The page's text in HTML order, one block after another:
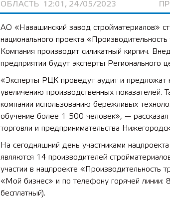
ОБЛАСТЬ 12:01, 24/05/2023
АО «Навашинский завод стройматериалов»
национального проекта
Компания производит силикатный кирпич.
предприятии будут эксперты Регионального
«Эксперты РЦК проведут аудит и предложат
увеличению производственных показателей.
компании использованию бережливых
обучение более 1 500 человек», —
торговли и предпринимательства
На сегодняшний день участниками
являются 14 производителей
участии в нацпроекте «Производительность
«Мой бизнес» и по телефону горячей
бесплатный).